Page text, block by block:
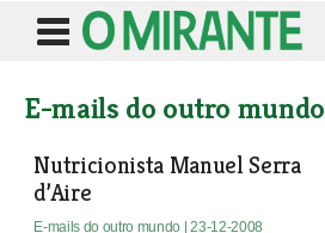
E-mails do outro mundo
Nutricionista Manuel Serra
d’Aire
E-mails do outro mundo | 23-12-2008